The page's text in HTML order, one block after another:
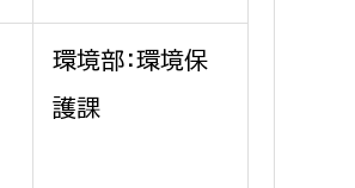
環境部：環境保
護課